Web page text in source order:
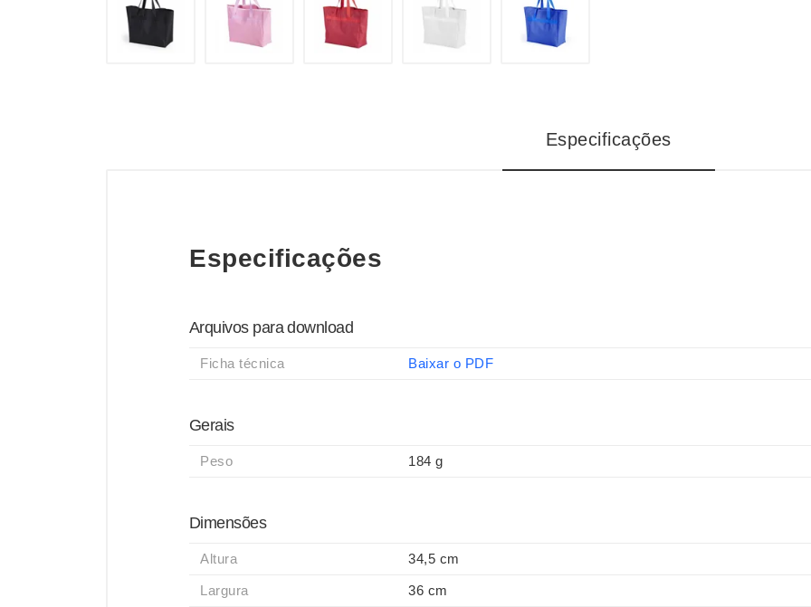
Especificações
Especificações
Arquivos para download
Ficha técnica Baixar o PDF
Gerais
Peso 184 g
Dimensões
Altura 34,5 cm
Largura 36 cm